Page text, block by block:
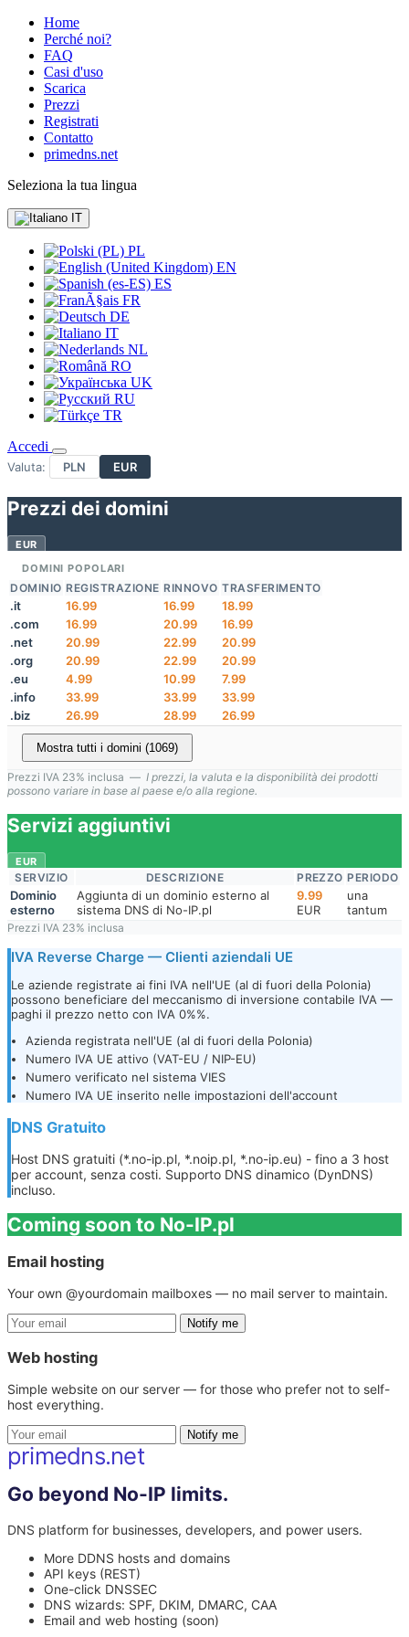
Home
Perché noi?
FAQ
Casi d'uso
Scarica
Prezzi
Registrati
Contatto
primedns.net
Seleziona la tua lingua
IT
PL
EN
ES
FR
DE
IT
NL
RO
UK
RU
TR
Accedi
Valuta: PLN EUR
Prezzi dei domini
EUR
DOMINI POPOLARI
DOMINIO REGISTRAZIONE RINNOVO TRASFERIMENTO
.it 16.99 16.99
18.99
.com
16.99 20.99
16.99
.net
20.99 22.99
20.99
.org
20.99 22.99
20.99
.eu
4.99 10.99
7.99
.info
33.99 33.99
33.99
.biz
26.99 28.99 26.99
Mostra tutti i domini (1069)
Prezzi IVA 23% inclusa — I prezzi, la valuta e la disponibilità dei prodotti
possono variare in base al paese e/o alla regione.
Servizi aggiuntivi
EUR
SERVIZIO DESCRIZIONE PREZZO PERIODO
Dominio
esterno
Aggiunta di un dominio esterno al
sistema DNS di No-IP.pl
9.99
EUR
una
tantum
Prezzi IVA 23% inclusa
IVA Reverse Charge — Clienti aziendali UE
Le aziende registrate ai fini IVA nell'UE (al di fuori della Polonia)
possono beneficiare del meccanismo di inversione contabile IVA —
paghi il prezzo netto con IVA 0%%.
Azienda registrata nell'UE (al di fuori della Polonia)
Numero IVA UE attivo (VAT-EU / NIP-EU)
Numero verificato nel sistema VIES
Numero IVA UE inserito nelle impostazioni dell'account
DNS Gratuito
Host DNS gratuiti (*.no-ip.pl, *.noip.pl, *.no-ip.eu) - fino a 3 host
per account, senza costi. Supporto DNS dinamico (DynDNS)
incluso.
Coming soon to No-IP.pl
Email hosting
Your own @yourdomain mailboxes — no mail server to maintain.
Notify me
Web hosting
Simple website on our server — for those who prefer not to self-
host everything.
Notify me
primedns.net
Go beyond No-IP limits.
DNS platform for businesses, developers, and power users.
More DDNS hosts and domains
API keys (REST)
One-click DNSSEC
DNS wizards: SPF, DKIM, DMARC, CAA
Email and web hosting (soon)